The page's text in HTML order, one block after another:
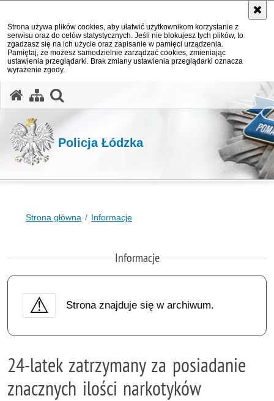
Strona używa plików cookies, aby ułatwić użytkownikom korzystanie z
serwisu oraz do celów statystycznych. Jeśli nie blokujesz tych plików, to
zgadzasz się na ich użycie oraz zapisanie w pamięci urządzenia.
Pamiętaj, że możesz samodzielnie zarządzać cookies, zmieniając
ustawienia przeglądarki. Brak zmiany ustawienia przeglądarki oznacza
wyrażenie zgody.
Policja Łódzka
Strona główna Informacje
Informacje
Strona znajduje się w archiwum.
24-latek zatrzymany za posiadanie
znacznych ilości narkotyków